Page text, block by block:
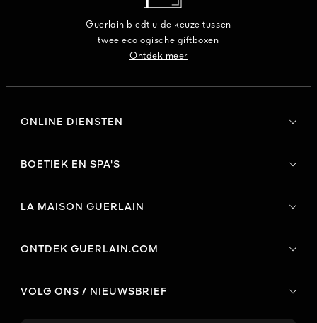
Guerlain biedt u de keuze tussen
twee ecologische giftboxen
Ontdek meer
ONLINE DIENSTEN
BOETIEK EN SPA'S
LA MAISON GUERLAIN
ONTDEK GUERLAIN.COM
VOLG ONS / NIEUWSBRIEF